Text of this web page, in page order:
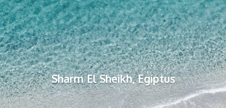
Sharm El Sheikh, Egiptus